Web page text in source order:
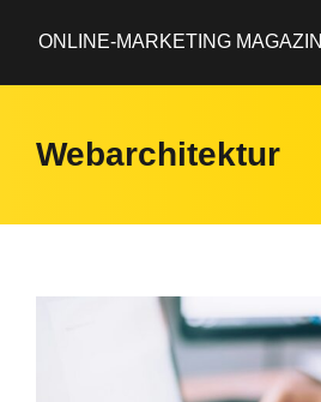
ONLINE-MARKETING MAGAZIN
Webarchitektur